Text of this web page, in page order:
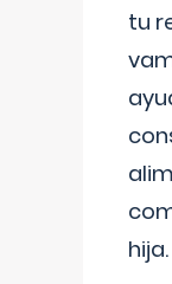
tu
hija.